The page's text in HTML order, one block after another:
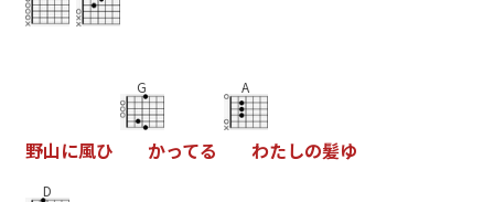
野山に風ひ
G
かってる
A
わたしの髪ゆ
D